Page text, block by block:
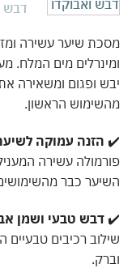
שיער עשירה ומזינה
מים המלח.
ופגום ומשאירה את
הראשון.
הזנה עמוקה לשיער
עשירה המעניקה
כבר מהשימושים
דבש טבעי ושמן
רכיבים טבעיים